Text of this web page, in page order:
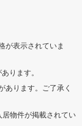
が表示されていま
ります。
あります。ご了承く
居物件が掲載されてい